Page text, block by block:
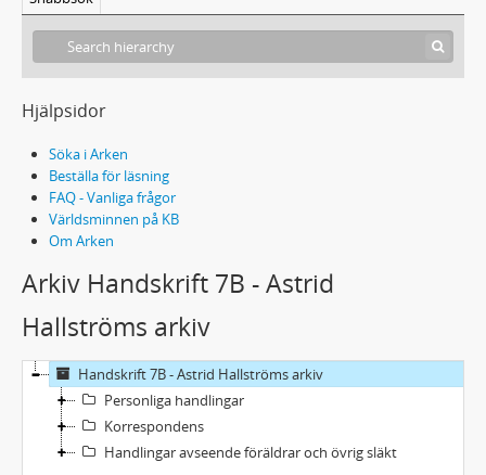
Hjälpsidor
Söka i Arken
Beställa för läsning
FAQ - Vanliga frågor
Världsminnen på KB
Om Arken
Arkiv Handskrift 7B - Astrid
Hallströms arkiv
Handskrift 7B - Astrid Hallströms arkiv
Personliga handlingar
Korrespondens
Handlingar avseende föräldrar och övrig släkt